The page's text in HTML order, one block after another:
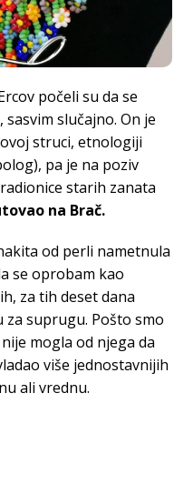
počeli su da se
slučajno. On je
struci, etnologiji
pa je na poziv
starih zanata
na Brač.
od perli nametnula
se oprobam kao
za tih deset dana
suprugu. Pošto smo
mogla od njega da
više jednostavnijih
ali vrednu.